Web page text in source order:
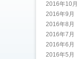
2016年10月
2016年9月
2016年8月
2016年7月
2016年6月
2016年5月